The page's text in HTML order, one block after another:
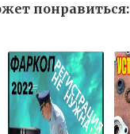
понравиться: